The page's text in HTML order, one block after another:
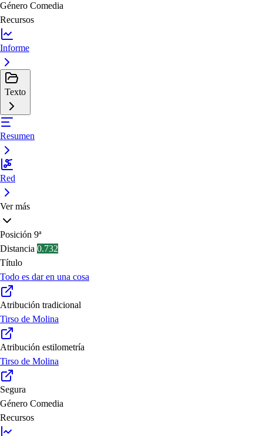
Género Comedia
Recursos
Informe
Texto
Resumen
Red
Ver más
Posición 9ª
Distancia 0.732
Título
Todo es dar en una cosa
Atribución tradicional
Tirso de Molina
Atribución estilometría
Tirso de Molina
Segura
Género Comedia
Recursos